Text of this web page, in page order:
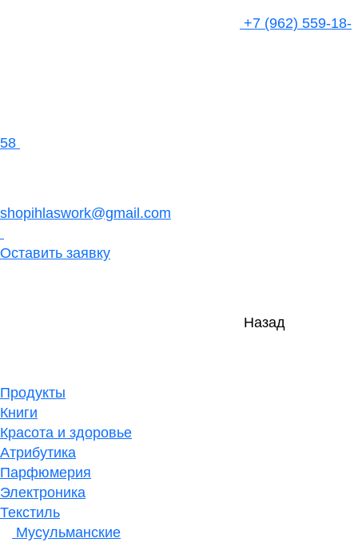
+7 (962) 559-18-
58
shopihlaswork@gmail.com
Оставить заявку
Назад
Продукты
Книги
Красота и здоровье
Атрибутика
Парфюмерия
Электроника
Текстиль
Мусульманские